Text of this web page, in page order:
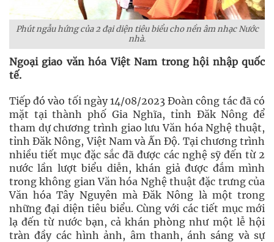
Phút ngẫu hứng của 2 đại diện tiêu biểu cho nền âm nhạc Nước
nhà.
Ngoại giao văn hóa Việt Nam trong hội nhập quốc
tế.
Tiếp đó vào tối ngày 14/08/2023 Đoàn công tác đã có
mặt tại thành phố Gia Nghĩa, tỉnh Đăk Nông để
tham dự chương trình giao lưu Văn hóa Nghệ thuật,
tỉnh Đăk Nông, Việt Nam và Ấn Độ. Tại chương trình
nhiều tiết mục đặc sắc đã được các nghệ sỹ đến từ 2
nước lần lượt biểu diễn, khán giả được đắm mình
trong không gian Văn hóa Nghệ thuật đặc trưng của
Văn hóa Tây Nguyên mà Đăk Nông là một trong
những đại diện tiêu biểu. Cùng với các tiết mục mới
lạ đến từ nước bạn, cả khán phòng như một lễ hội
tràn đầy các hình ảnh, âm thanh, ánh sáng và sự